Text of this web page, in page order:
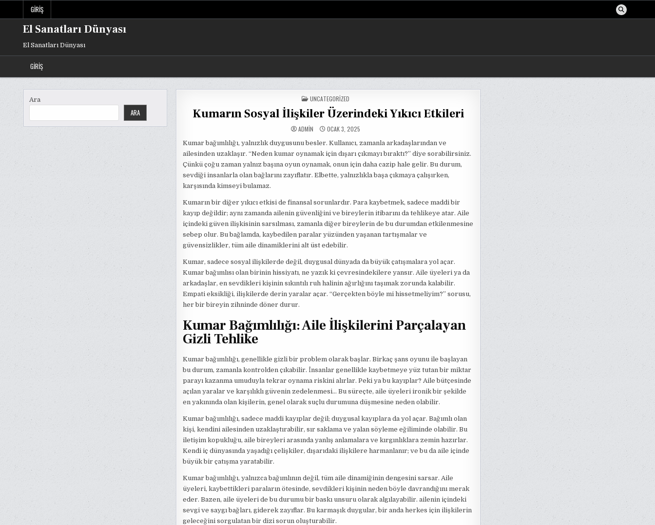
content
GIRIŞ
El Sanatları Dünyası
El Sanatları Dünyası
GIRIŞ
Ara
ARA
POSTED
IN
UNCATEGORIZED
Kumarın Sosyal İlişkiler Üzerindeki Yıkıcı Etkileri
ADMIN OCAK 3, 2025
Kumar bağımlılığı, yalnızlık duygusunu besler. Kullanıcı, zamanla arkadaşlarından ve
ailesinden uzaklaşır. “Neden kumar oynamak için dışarı çıkmayı bıraktı?” diye sorabilirsiniz.
Çünkü çoğu zaman yalnız başına oyun oynamak, onun için daha cazip hale gelir. Bu durum,
sevdiği insanlarla olan bağlarını zayıflatır. Elbette, yalnızlıkla başa çıkmaya çalışırken,
karşısında kimseyi bulamaz.
Kumarın bir diğer yıkıcı etkisi de finansal sorunlardır. Para kaybetmek, sadece maddi bir
kayıp değildir; aynı zamanda ailenin güvenliğini ve bireylerin itibarını da tehlikeye atar. Aile
içindeki güven ilişkisinin sarsılması, zamanla diğer bireylerin de bu durumdan etkilenmesine
sebep olur. Bu bağlamda, kaybedilen paralar yüzünden yaşanan tartışmalar ve
güvensizlikler, tüm aile dinamiklerini alt üst edebilir.
Kumar, sadece sosyal ilişkilerde değil, duygusal dünyada da büyük çatışmalara yol açar.
Kumar bağımlısı olan birinin hissiyatı, ne yazık ki çevresindekilere yansır. Aile üyeleri ya da
arkadaşlar, en sevdikleri kişinin sıkıntılı ruh halinin ağırlığını taşımak zorunda kalabilir.
Empati eksikliği, ilişkilerde derin yaralar açar. “Gerçekten böyle mi hissetmeliyim?” sorusu,
her bir bireyin zihninde döner durur.
Kumar Bağımlılığı: Aile İlişkilerini Parçalayan
Gizli Tehlike
Kumar bağımlılığı, genellikle gizli bir problem olarak başlar. Birkaç şans oyunu ile başlayan
bu durum, zamanla kontrolden çıkabilir. İnsanlar genellikle kaybetmeye yüz tutan bir miktar
parayı kazanma umuduyla tekrar oynama riskini alırlar. Peki ya bu kayıplar? Aile bütçesinde
açılan yaralar ve karşılıklı güvenin zedelenmesi… Bu süreçte, aile üyeleri ironik bir şekilde
en yakınında olan kişilerin, genel olarak suçlu durumuna düşmesine neden olabilir.
Kumar bağımlılığı, sadece maddi kayıplar değil; duygusal kayıplara da yol açar. Bağımlı olan
kişi, kendini ailesinden uzaklaştırabilir, sır saklama ve yalan söyleme eğiliminde olabilir. Bu
iletişim kopukluğu, aile bireyleri arasında yanlış anlamalara ve kırgınlıklara zemin hazırlar.
Kendi iç dünyasında yaşadığı çelişkiler, dışarıdaki ilişkilere harmanlanır; ve bu da aile içinde
büyük bir çatışma yaratabilir.
Kumar bağımlılığı, yalnızca bağımlının değil, tüm aile dinamiğinin dengesini sarsar. Aile
üyeleri, kaybettikleri paraların ötesinde, sevdikleri kişinin neden böyle davrandığını merak
eder. Bazen, aile üyeleri de bu durumu bir baskı unsuru olarak algılayabilir. ailenin içindeki
sevgi ve saygı bağları, giderek zayıflar. Bu karmaşık duygular, bir anda herkes için ilişkilerin
geleceğini sorgulatan bir dizi sorun oluşturabilir.